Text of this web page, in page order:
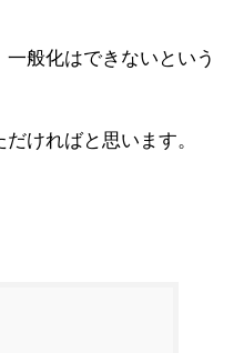
般化はできないという
ければと思います。